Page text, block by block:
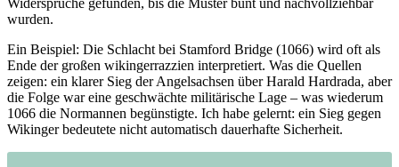
Widersprüche ‌gefunden, bis ⁣die ​Muster bunt ⁢und⁣ nachvollziehbar
wurden.
Ein Beispiel: Die ​Schlacht bei Stamford ‍Bridge (1066) wird oft als
Ende der‌ großen ⁣wikingerrazzien interpretiert.‍ Was die Quellen
zeigen: ein⁤ klarer ⁣Sieg der​ Angelsachsen über Harald Hardrada, aber
die Folge war eine geschwächte militärische Lage – was wiederum
1066 ⁤die⁣ Normannen ⁣begünstigte. ⁣Ich‍ habe gelernt:‍ ein Sieg gegen
Wikinger bedeutete nicht automatisch dauerhafte Sicherheit.